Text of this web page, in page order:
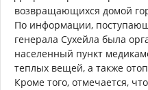
возвращающихся домой
По информации,
генерала Сухейла была
населенный пункт
теплых вещей, а также
Кроме того, отмечается,